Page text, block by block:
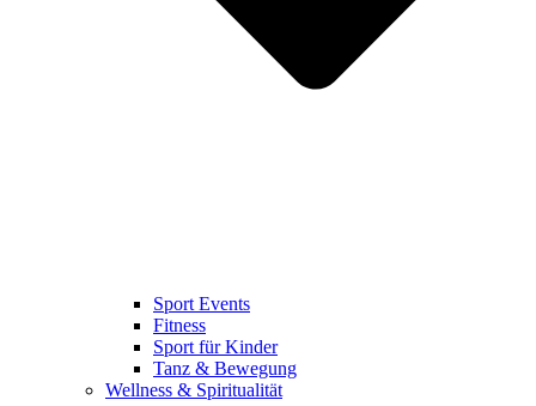
Sport Events
Fitness
Sport für Kinder
Tanz & Bewegung
Wellness & Spiritualität